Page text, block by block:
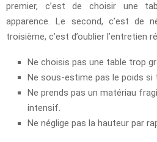
premier, c’est de choisir une
apparence. Le second, c’est de
troisième, c’est d’oublier l’entretien
Ne choisis pas une table trop
Ne sous-estime pas le poids si
Ne prends pas un matériau
intensif.
Ne néglige pas la hauteur par